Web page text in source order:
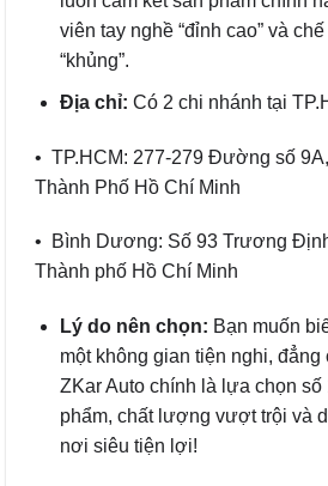
viên tay nghề “đỉnh cao” và
“khủng”.
Địa chỉ: Có 2 chi nhánh tại
• TP.HCM: 277-279 Đường số
Thành Phố Hồ Chí Minh
• Bình Dương: Số 93 Trương
Thành phố Hồ Chí Minh
Lý do nên chọn: Bạn muốn
một không gian tiện nghi, đẳng
ZKar Auto chính là lựa chọn
phẩm, chất lượng vượt trội và
nơi siêu tiện lợi!